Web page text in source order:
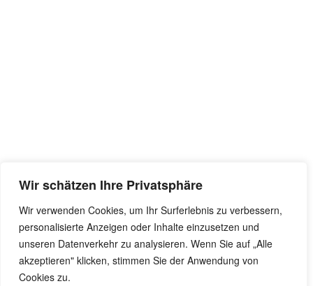
Wir schätzen Ihre Privatsphäre
Wir verwenden Cookies, um Ihr Surferlebnis zu verbessern,
personalisierte Anzeigen oder Inhalte einzusetzen und
unseren Datenverkehr zu analysieren. Wenn Sie auf „Alle
akzeptieren" klicken, stimmen Sie der Anwendung von
Cookies zu.